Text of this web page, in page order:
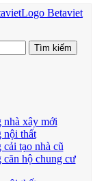
Logo Betaviet
nhà xây mới
nội thất
tạo nhà cũ
hộ chung cư